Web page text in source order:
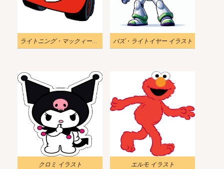
ライトニング・マックィーン イラスト バズ・ライトイヤー イラスト
クロミ イラスト エルモ イラスト